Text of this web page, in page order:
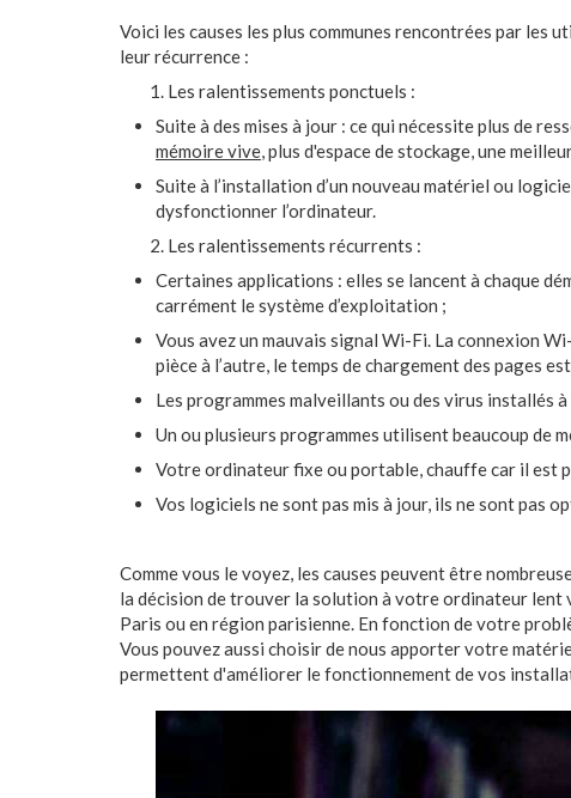
Voici les causes les plus communes rencontrées par les
leur récurrence :
Les ralentissements ponctuels :
Suite à des mises à jour : ce qui nécessite plus de
mémoire vive, plus d'espace de stockage, une
Suite à l’installation d’un nouveau matériel ou
dysfonctionner l’ordinateur.
Les ralentissements récurrents :
Certaines applications : elles se lancent à chaque
carrément le système d’exploitation ;
Vous avez un mauvais signal Wi-Fi. La connexion
pièce à l’autre, le temps de chargement des pages
Les programmes malveillants ou des virus installés
Un ou plusieurs programmes utilisent beaucoup de
Votre ordinateur fixe ou portable, chauffe car il est
Vos logiciels ne sont pas mis à jour, ils ne sont pas
Comme vous le voyez, les causes peuvent être
la décision de trouver la solution à votre ordinateur lent
Paris ou en région parisienne. En fonction de votre
Vous pouvez aussi choisir de nous apporter votre
permettent d'améliorer le fonctionnement de vos